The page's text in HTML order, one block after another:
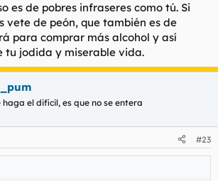
es de pobres infraseres como tú. Si
vete de peón, que también es de
para comprar más alcohol y así
tu jodida y miserable vida.
haga el dificil, es que no se entera
#23